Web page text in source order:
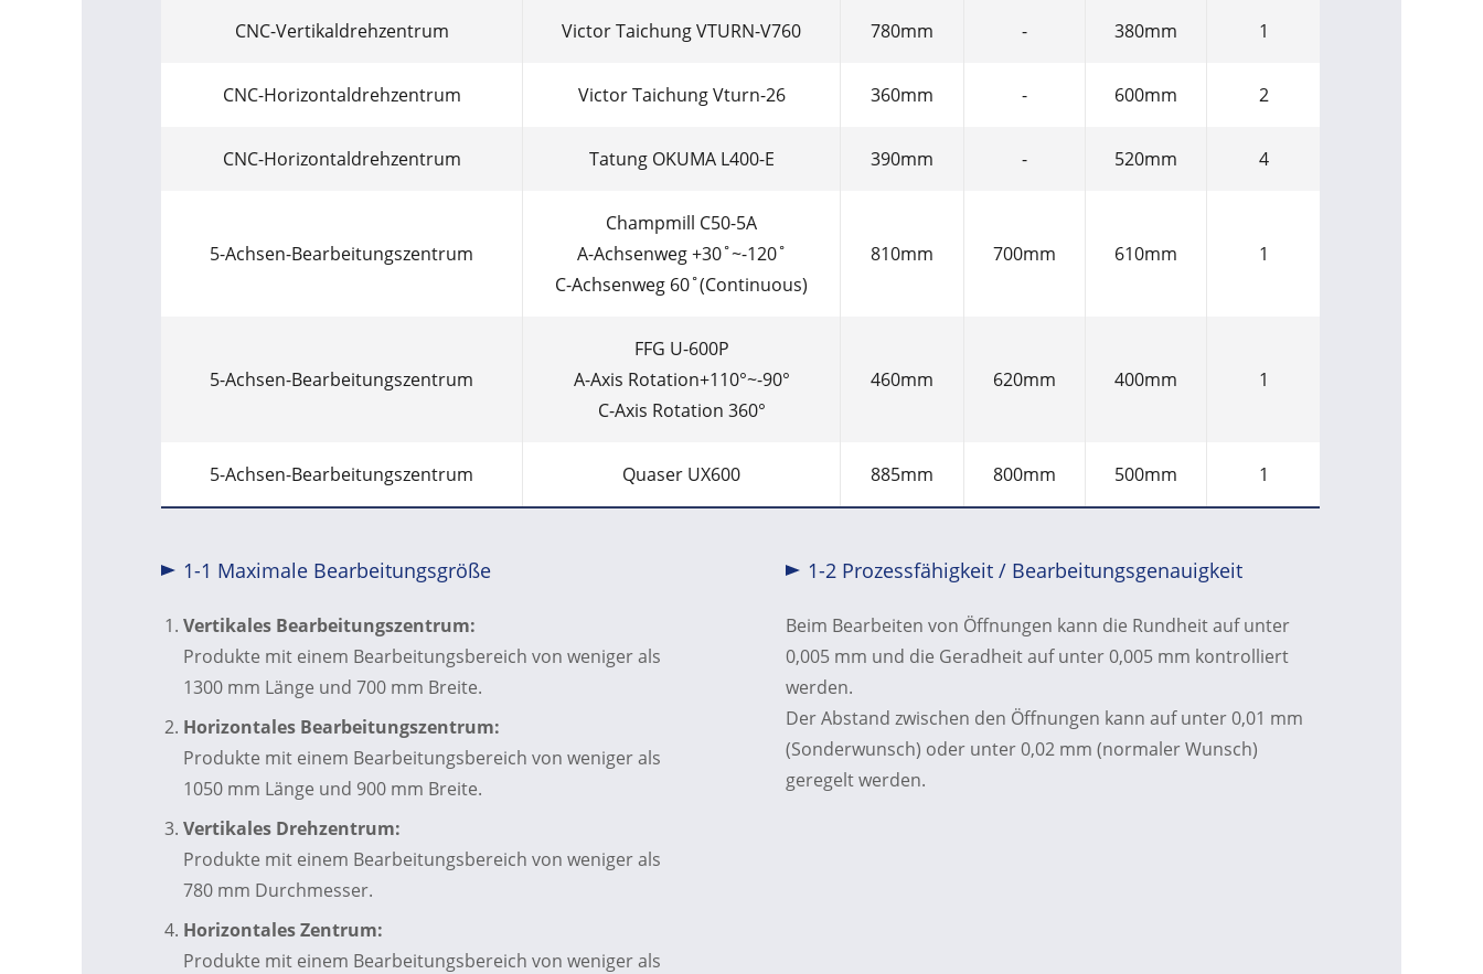
CNC-Vertikaldrehzentrum Victor Taichung VTURN-V760 780mm - 380mm 1
CNC-Horizontaldrehzentrum Victor Taichung Vturn-26 360mm - 600mm 2
CNC-Horizontaldrehzentrum Tatung OKUMA L400-E 390mm - 520mm 4
5-Achsen-Bearbeitungszentrum
Champmill C50-5A
A-Achsenweg +30˚~-120˚
C-Achsenweg 60˚(Continuous)
810mm 700mm 610mm 1
5-Achsen-Bearbeitungszentrum
FFG U-600P
A-Axis Rotation+110°~-90°
C-Axis Rotation 360°
460mm 620mm 400mm 1
5-Achsen-Bearbeitungszentrum Quaser UX600 885mm 800mm 500mm 1
1-1 Maximale Bearbeitungsgröße
Vertikales Bearbeitungszentrum:
Produkte mit einem Bearbeitungsbereich von weniger als
1300 mm Länge und 700 mm Breite.
Horizontales Bearbeitungszentrum:
Produkte mit einem Bearbeitungsbereich von weniger als
1050 mm Länge und 900 mm Breite.
Vertikales Drehzentrum:
Produkte mit einem Bearbeitungsbereich von weniger als
780 mm Durchmesser.
Horizontales Zentrum:
Produkte mit einem Bearbeitungsbereich von weniger als
1-2 Prozessfähigkeit / Bearbeitungsgenauigkeit
Beim Bearbeiten von Öffnungen kann die Rundheit auf unter
0,005 mm und die Geradheit auf unter 0,005 mm kontrolliert
werden.
Der Abstand zwischen den Öffnungen kann auf unter 0,01 mm
(Sonderwunsch) oder unter 0,02 mm (normaler Wunsch)
geregelt werden.